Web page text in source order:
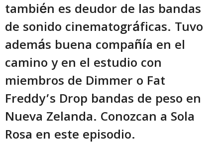
también es deudor de las bandas
de sonido cinematográficas. Tuvo
además buena compañía en el
camino y en el estudio con
miembros de Dimmer o Fat
Freddy’s Drop bandas de peso en
Nueva Zelanda. Conozcan a Sola
Rosa en este episodio.